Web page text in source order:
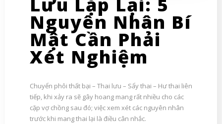
Lưu Lặp Lại: 5
Nguyên Nhân Bí
Mật Cần Phải
Xét Nghiệm
Chuyển phôi thất bại – Thai lưu – Sẩy thai – Hư thai liên
tiếp, khi xảy ra sẽ gây hoang mang rất nhiều cho các
cặp vợ chồng sau đó; việc xem xét các nguyên nhân
trước khi mang thai lại là điều cân nhắc.